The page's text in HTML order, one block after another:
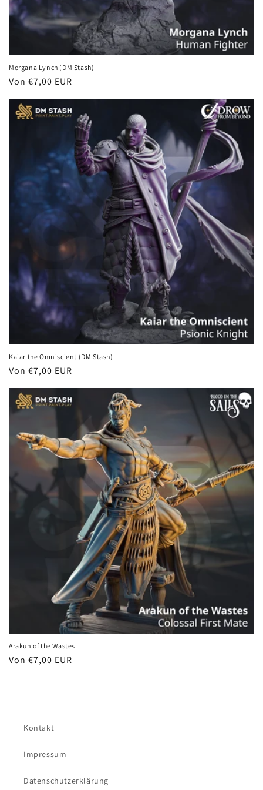
Morgana Lynch (DM Stash)
Normaler
Von €7,00 EUR
Kaiar the Omniscient (DM Stash)
Normaler
Von €7,00 EUR
Arakun of the Wastes
Normaler
Von €7,00 EUR
Kontakt
Impressum
Datenschutzerklärung